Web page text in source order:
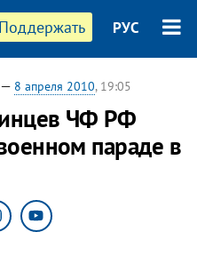
Поддержать РУС
— 8 апреля 2010, 19:05
ЧФ РФ
параде в